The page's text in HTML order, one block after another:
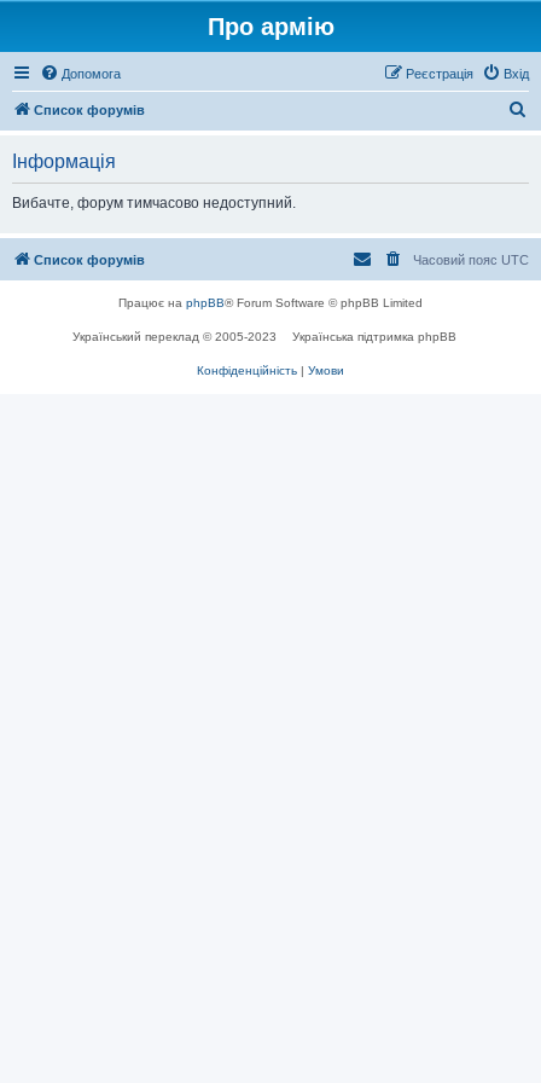
Про армію
Допомога Вхід
Реєстрація
Список форумів
Інформація
Вибачте, форум тимчасово недоступний.
Список форумів Часовий пояс UTC
Працює на phpBB® Forum Software © phpBB Limited
Український переклад © 2005-2023 Українська підтримка phpBB
Конфіденційність | Умови